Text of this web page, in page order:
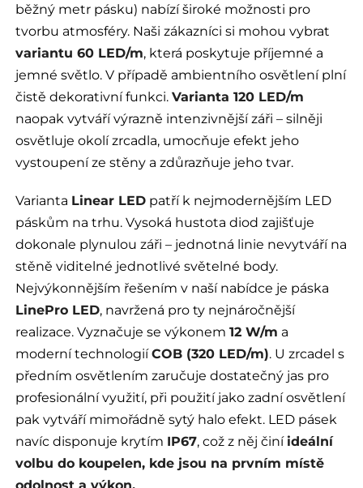
běžný metr pásku) nabízí široké možnosti pro
tvorbu atmosféry. Naši zákazníci si mohou vybrat
variantu 60 LED/m, která poskytuje příjemné a
jemné světlo. V případě ambientního osvětlení plní
čistě dekorativní funkci.Varianta 120 LED/m
naopak vytváří výrazně intenzivnější záři – silněji
osvětluje okolí zrcadla, umocňuje efekt jeho
vystoupení ze stěny a zdůrazňuje jeho tvar.
Varianta Linear LED patří k nejmodernějším LED
páskům na trhu. Vysoká hustota diod zajišťuje
dokonale plynulou záři – jednotná linie nevytváří na
stěně viditelné jednotlivé světelné body.
Nejvýkonnějším řešením v naší nabídce je páska
LinePro LED, navržená pro ty nejnáročnější
realizace. Vyznačuje se výkonem12 W/m a
moderní technologiíCOB (320 LED/m). U zrcadel s
předním osvětlením zaručuje dostatečný jas pro
profesionální využití, při použití jako zadní osvětlení
pak vytváří mimořádně sytý halo efekt. LED pásek
navíc disponuje krytím IP67, což z něj činí ideální
volbu do koupelen, kde jsou na prvním místě
odolnost a výkon.